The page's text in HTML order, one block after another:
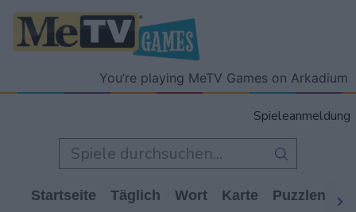
You’re playing MeTV Games on Arkadium
Spieleanmeldung
Startseite Täglich Wort Karte Puzzlen